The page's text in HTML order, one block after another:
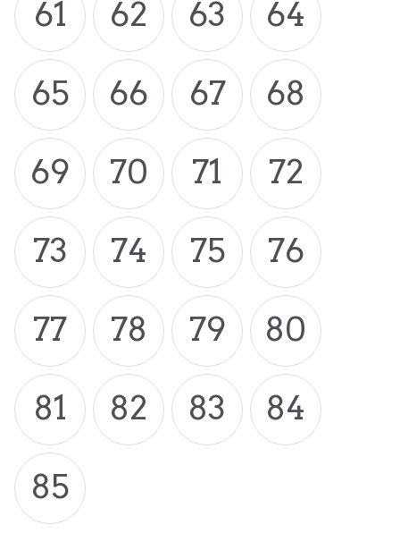
61 62 63
64
65
66 67
68
69
70 71
72
73
74 75
76
77
78 79
80
81
82 83
84
85